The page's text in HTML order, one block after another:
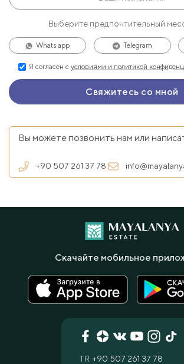
Выберите предпочтительный
Whats app Telegram
Я согласен с условиями и политикой
Вы можете позвонить нам или
+90 507 261 37 78
TR +90 507 261 37 78
Скачайте мобильное